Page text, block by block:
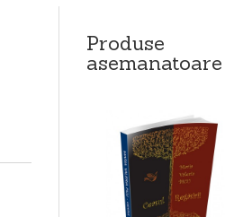
Produse
asemanatoare
Maria Valeria
Picu - Ceasul
regăsirii